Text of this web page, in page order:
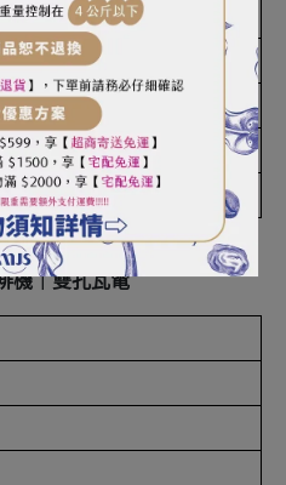
機｜雙孔瓦電